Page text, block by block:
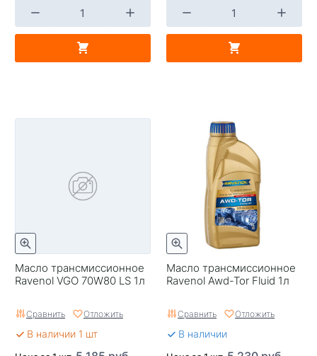
Масло трансмиссионное
Ravenol VGO 70W80 LS 1л
Сравнить Отложить
В наличии 1 шт
Масло трансмиссионное
Ravenol Awd-Tor Fluid 1л
Сравнить Отложить
В наличии